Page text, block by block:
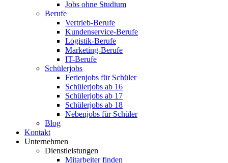
Jobs ohne Studium
Berufe
Vertrieb-Berufe
Kundenservice-Berufe
Logistik-Berufe
Marketing-Berufe
IT-Berufe
Schülerjobs
Ferienjobs für Schüler
Schülerjobs ab 16
Schülerjobs ab 17
Schülerjobs ab 18
Nebenjobs für Schüler
Blog
Kontakt
Unternehmen
Dienstleistungen
Mitarbeiter finden